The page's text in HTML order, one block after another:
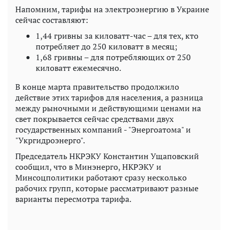
Напомним, тарифы на электроэнергию в Украине
сейчас составляют:
1,44 гривны за киловатт-час – для тех, кто
потребляет до 250 киловатт в месяц;
1,68 гривны – для потребляющих от 250
киловатт ежемесячно.
В конце марта правительство продолжило
действие этих тарифов для населения, а разница
между рыночными и действующими ценами на
свет покрывается сейчас средствами двух
государственных компаний - "Энергоатома" и
"Укргидроэнерго".
Председатель НКРЭКУ Константин Ущаповский
сообщил, что в Минэнерго, НКРЭКУ и
Минсоцполитики работают сразу несколько
рабочих групп, которые рассматривают разные
варианты пересмотра тарифа.